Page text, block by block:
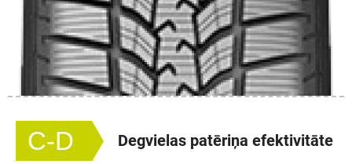
C-D Degvielas patēriņa efektivitāte